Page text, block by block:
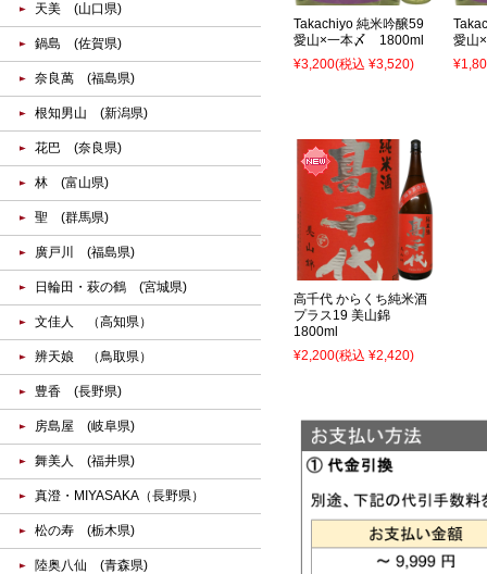
Takachiyo 純米吟醸59
愛山×一本〆 1800ml
¥3,200(税込 ¥3,520)
愛山
高千代 からくち純米酒
プラス19 美山錦
1800ml
¥2,200(税込 ¥2,420)
天美 (山口県)
鍋島 (佐賀県)
奈良萬 (福島県)
根知男山 (新潟県)
花巴 (奈良県)
林 (富山県)
聖 (群馬県)
廣戸川 (福島県)
日輪田・萩の鶴 (宮城県)
文佳人 （高知県）
辨天娘 （鳥取県）
豊香 (長野県)
房島屋 (岐阜県)
舞美人 (福井県)
真澄・MIYASAKA（長野県）
松の寿 (栃木県)
陸奥八仙 (青森県)